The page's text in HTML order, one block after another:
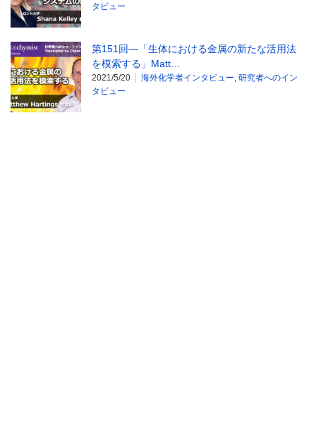
タビュー
第151回―「生体における金属の新たな活用法
を模索する」Matt…
2021/5/20 海外化学者インタビュー 研究者へのイン
タビュー